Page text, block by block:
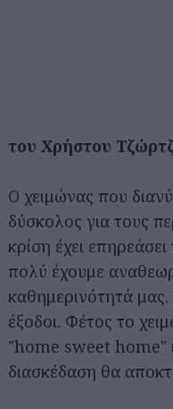
του Χρήστου
Ο χειμώνας που
δύσκολος για τους
κρίση έχει
πολύ έχουμε
καθημερινότητά μας.
έξοδοι. Φέτος το
"home sweet home"
διασκέδαση θα